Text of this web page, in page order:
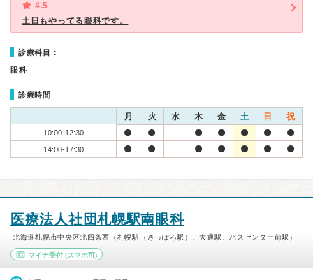
4.5
土日もやってる眼科です。
診療科目：
眼科
診療時間
月 火 水 木 金 土 日 祝
10:00-12:30
14:00-17:30
医療法人社団札幌駅南眼科
北海道札幌市中央区北四条西（札幌駅（さっぽろ駅）、大通駅、バスセンター前駅）
マイナ受付 (スマホ可)